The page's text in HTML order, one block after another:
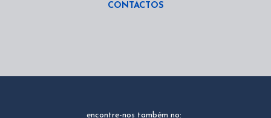
CONTACTOS
encontre-nos também no: